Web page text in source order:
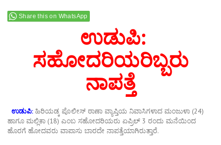
Share this on WhatsApp
ಉಡುಪಿ:
ಸಹೋದರಿಯರಿಬ್ಬರು
ನಾಪತ್ತೆ
ಉಡುಪಿ: ಹಿರಿಯಡ್ಕ ಪೊಲೀಸ್ ಠಾಣಾ ವ್ಯಾಪ್ತಿಯ ನಿವಾಸಿಗಳಾದ ಮಂಜುಳಾ (24)
ಹಾಗೂ ಮಲ್ಲಿಕಾ (18) ಎಂಬ ಸಹೋದರಿಯರು ಏಪ್ರಿಲ್ 3 ರಂದು ಮನೆಯಿಂದ
ಹೊರಗೆ ಹೋದವರು ವಾಪಾಸು ಬಾರದೇ ನಾಪತ್ತೆಯಾಗಿರುತ್ತಾರೆ.